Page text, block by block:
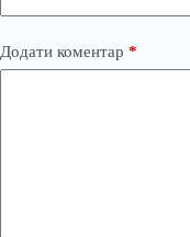
Додати коментар *